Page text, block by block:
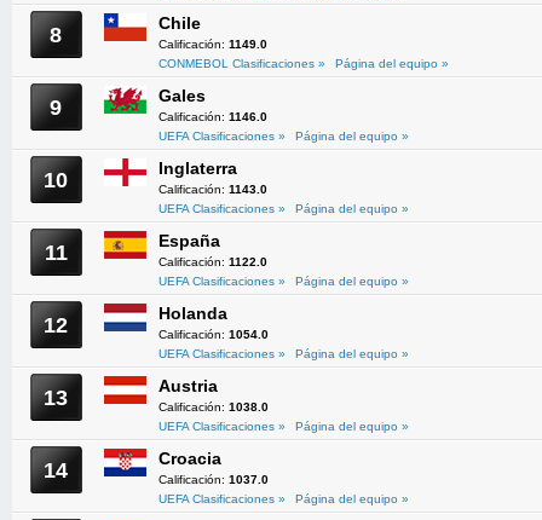
8 Chile
Calificación: 1149.0
CONMEBOL Clasificaciones »
Página del equipo »
9 Gales
Calificación: 1146.0
UEFA Clasificaciones »
Página del equipo »
10 Inglaterra
Calificación: 1143.0
UEFA Clasificaciones »
Página del equipo »
11 España
Calificación: 1122.0
UEFA Clasificaciones »
Página del equipo »
12 Holanda
Calificación: 1054.0
UEFA Clasificaciones »
Página del equipo »
13 Austria
Calificación: 1038.0
UEFA Clasificaciones »
Página del equipo »
14 Croacia
Calificación: 1037.0
UEFA Clasificaciones »
Página del equipo »